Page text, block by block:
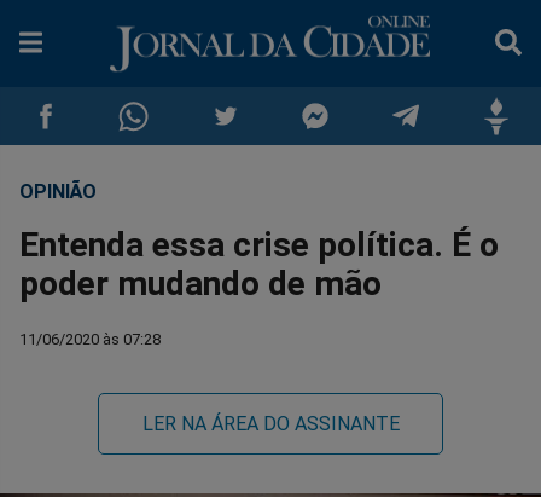
Compartilhar
no
Compartilhar
no
no
no
no
no
OPINIÃO
Entenda essa crise política. É o
poder mudando de mão
11/06/2020 às 07:28
LER NA ÁREA DO ASSINANTE